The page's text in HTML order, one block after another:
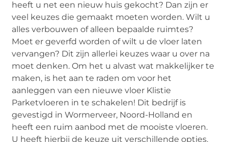
heeft u net een nieuw huis gekocht? Dan zijn er
veel keuzes die gemaakt moeten worden. Wilt u
alles verbouwen of alleen bepaalde ruimtes?
Moet er geverfd worden of wilt u de vloer laten
vervangen? Dit zijn allerlei keuzes waar u over na
moet denken. Om het u alvast wat makkelijker te
maken, is het aan te raden om voor het
aanleggen van een nieuwe vloer Klistie
Parketvloeren in te schakelen! Dit bedrijf is
gevestigd in Wormerveer, Noord-Holland en
heeft een ruim aanbod met de mooiste vloeren.
U heeft hierbij de keuze uit verschillende opties.